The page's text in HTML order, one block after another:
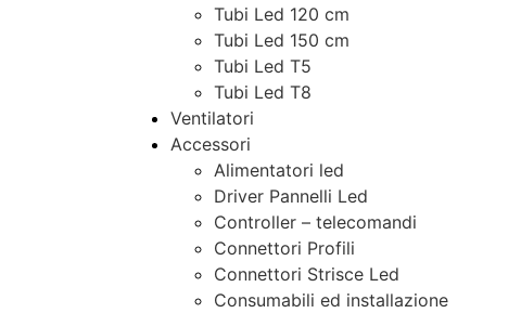
Tubi Led 120 cm
Tubi Led 150 cm
Tubi Led T5
Tubi Led T8
Ventilatori
Accessori
Alimentatori led
Driver Pannelli Led
Controller – telecomandi
Connettori Profili
Connettori Strisce Led
Consumabili ed installazione